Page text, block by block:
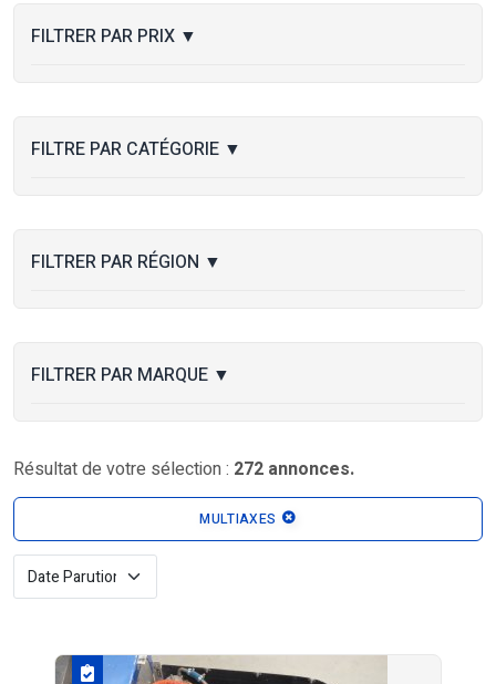
FILTRER PAR PRIX ▼
FILTRE PAR CATÉGORIE ▼
FILTRER PAR RÉGION ▼
FILTRER PAR MARQUE ▼
Résultat de votre sélection : 272 annonces.
MULTIAXES